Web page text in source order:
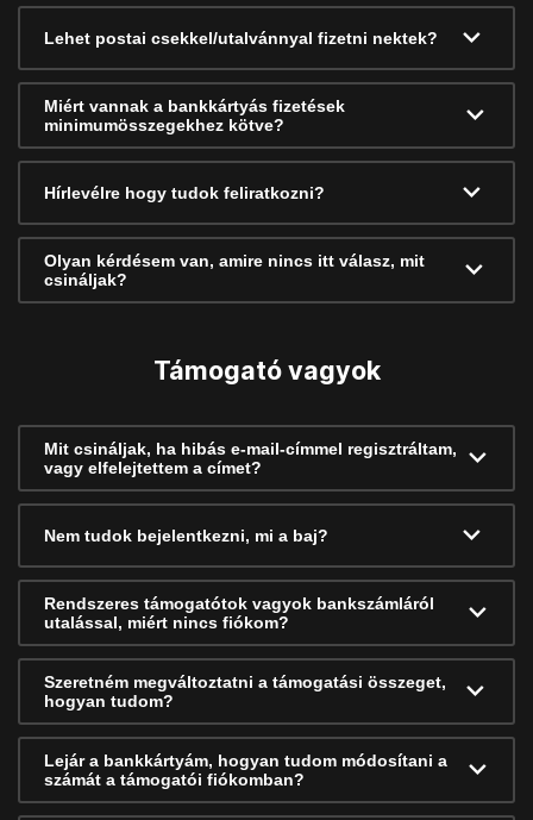
Lehet postai csekkel/utalvánnyal fizetni nektek?
Miért vannak a bankkártyás fizetések
minimumösszegekhez kötve?
Hírlevélre hogy tudok feliratkozni?
Olyan kérdésem van, amire nincs itt válasz, mit
csináljak?
Támogató vagyok
Mit csináljak, ha hibás e-mail-címmel regisztráltam,
vagy elfelejtettem a címet?
Nem tudok bejelentkezni, mi a baj?
Rendszeres támogatótok vagyok bankszámláról
utalással, miért nincs fiókom?
Szeretném megváltoztatni a támogatási összeget,
hogyan tudom?
Lejár a bankkártyám, hogyan tudom módosítani a
számát a támogatói fiókomban?